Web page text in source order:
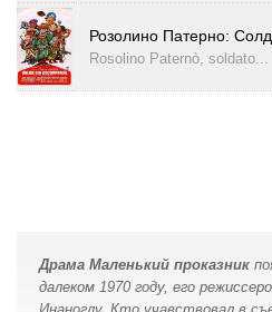
Розолино Патерно:
Rosolino Paternò, soldato...
Драма Маленький проказник
далеком 1970 году, его